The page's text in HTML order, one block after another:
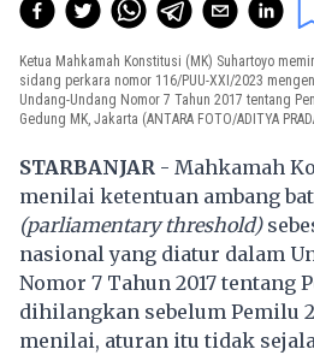
Ketua Mahkamah Konstitusi (MK) Suhartoyo
sidang perkara nomor 116/PUU-XXI/2023
Undang-Undang Nomor 7 Tahun 2017 tentang
Gedung MK, Jakarta (ANTARA FOTO/ADITYA
STARBANJAR - Mahkamah
menilai ketentuan ambang
(parliamentary threshold)
nasional yang diatur dalam
Nomor 7 Tahun 2017 tentang
dihilangkan sebelum Pemilu
menilai, aturan itu tidak